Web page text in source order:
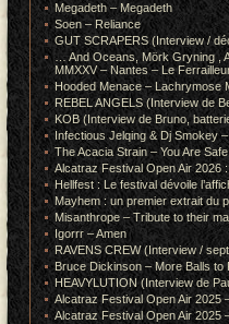
Megadeth – Megadeth
Soen – Reliance
GUT SCRAPERS (Interview /
… And Oceans, Mörk Gryning ,
MMXXV – Nantes – Le
Hooded Menace – Lachrymose
REBEL ANGELS (Interview de
KOB (Interview de Bruno,
Infectious Jelqing & Dj Smokey
The Acacia Strain – You Are
Alcatraz Festival Open Air 2026
Hellfest : Le festival dévoile
Mayhem : un premier extrait du
Misanthrope – Tribute to their
Igorrr – Amen
RAVENS CREW (Interview /
Bruce Dickinson – More Balls to
HEAVYLUTION (Interview de
Alcatraz Festival Open Air 2025
Alcatraz Festival Open Air 2025